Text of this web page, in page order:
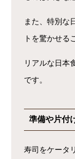
また、特別な
トを驚かせる
リアルな日本
です。
準備や片付
寿司をケータ